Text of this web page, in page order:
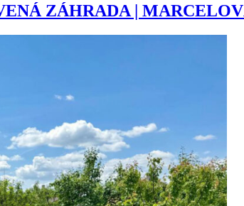
ZÁHRADA |